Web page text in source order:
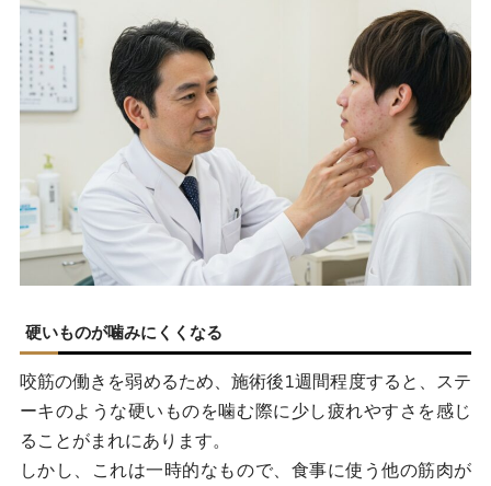
硬いものが噛みにくくなる
咬筋の働きを弱めるため、施術後1週間程度すると、ステ
ーキのような硬いものを噛む際に少し疲れやすさを感じ
ることがまれにあります。
しかし、これは一時的なもので、食事に使う他の筋肉が